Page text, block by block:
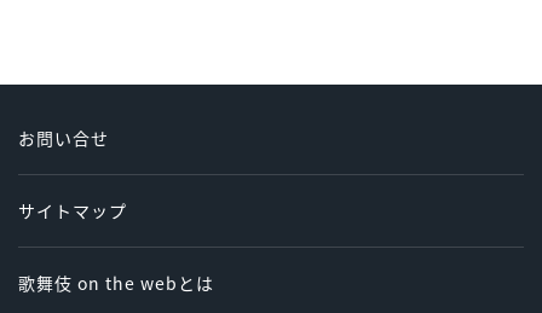
お問い合せ
サイトマップ
歌舞伎 on the webとは